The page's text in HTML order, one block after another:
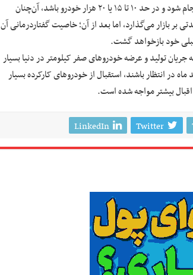
اما اگر واردات خودرو به تعداد بسیار کمی بخواهد انجام شود و در حد ۱۰ تا ۱۵ یا ۲۰ هزار خودرو باشد، آن‌چنان
بر بازار می‌گذارد، اما بعد از آن؛ خاصیت گفتاردرمانی آن
خود بازخواهد گشت.
تولید و عرضه خودروهای صفر کیلومتر در دنیا بسیار
در انتظار باشند، استقبال از خودروهای کارکرده بسیار
اقبال بیشتر مواجه شده است.
Twitter
LinkedIn